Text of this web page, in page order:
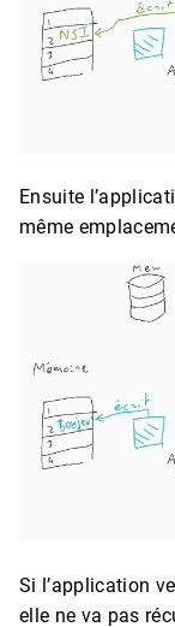
Ensuite
même
Si l’application
elle ne va pas